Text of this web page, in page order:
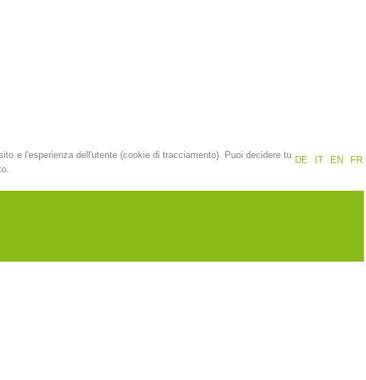
Interventi Contatti
DE
IT EN FR
e l'esperienza dell'utente (cookie di tracciamento). Puoi decidere tu